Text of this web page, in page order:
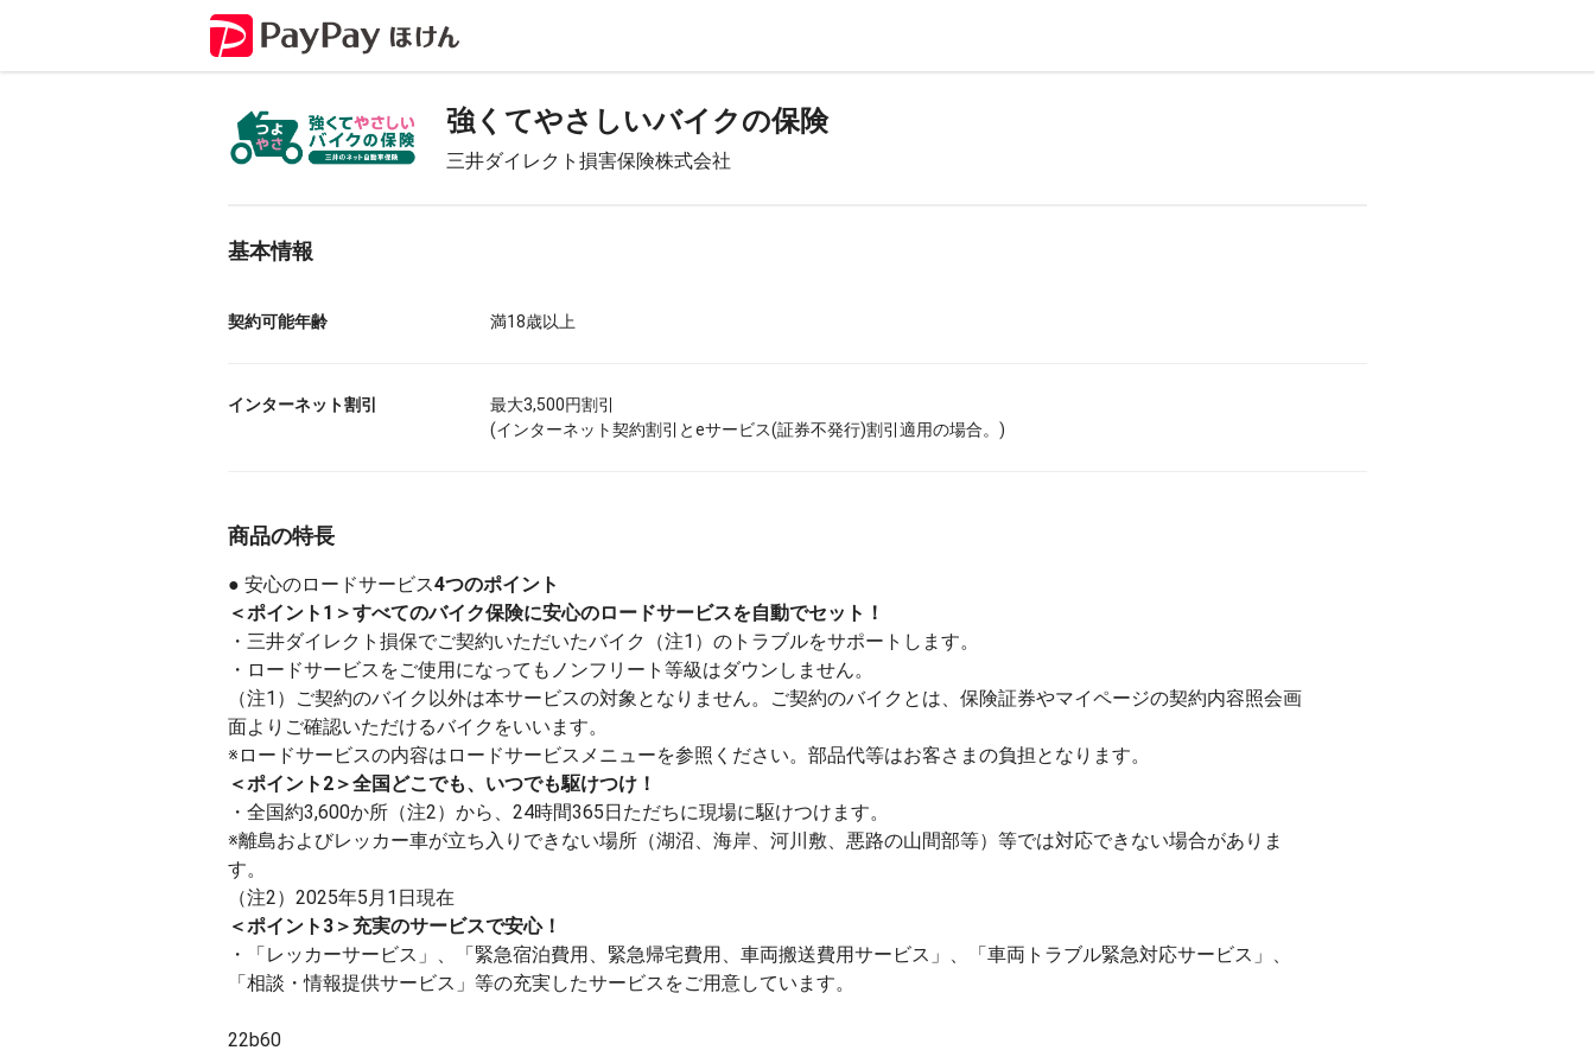
強くてやさしいバイクの保険
三井ダイレクト損害保険株式会社
基本情報
契約可能年齢 満18歳以上
インターネット割引
最大3,500円割引
(インターネット契約割引とeサービス(証券不発行)割引適用の場合。)
商品の特長
● 安心のロードサービス4つのポイント
＜ポイント1＞すべてのバイク保険に安心のロードサービスを自動でセット！
・三井ダイレクト損保でご契約いただいたバイク（注1）のトラブルをサポートします。
・ロードサービスをご使用になってもノンフリート等級はダウンしません。
（注1）ご契約のバイク以外は本サービスの対象となりません。ご契約のバイクとは、保険証券やマイページの契約内容照会画
面よりご確認いただけるバイクをいいます。
※ロードサービスの内容はロードサービスメニューを参照ください。部品代等はお客さまの負担となります。
＜ポイント2＞全国どこでも、いつでも駆けつけ！
・全国約3,600か所（注2）から、24時間365日ただちに現場に駆けつけます。
※離島およびレッカー車が立ち入りできない場所（湖沼、海岸、河川敷、悪路の山間部等）等では対応できない場合がありま
す。
（注2）2025年5月1日現在
＜ポイント3＞充実のサービスで安心！
・「レッカーサービス」、「緊急宿泊費用、緊急帰宅費用、車両搬送費用サービス」、「車両トラブル緊急対応サービス」、
「相談・情報提供サービス」等の充実したサービスをご用意しています。
22b60